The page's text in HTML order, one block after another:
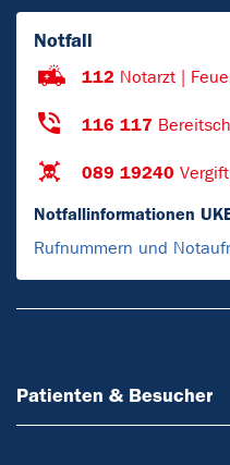
Notfall
112 Notarzt |
116 117
089 19240
Notfallinformationen
Rufnummern und
Patienten & Besucher